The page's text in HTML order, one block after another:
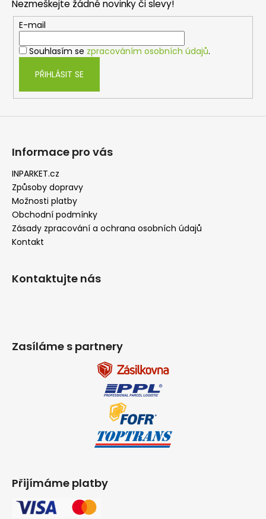
Nezmeškejte žádné novinky či slevy!
E-mail
Souhlasím se zpracováním osobních údajů.
PŘIHLÁSIT SE
Informace pro vás
INPARKET.cz
Způsoby dopravy
Možnosti platby
Obchodní podmínky
Zásady zpracování a ochrana osobních údajů
Kontakt
Kontaktujte nás
Zasíláme s partnery
Přijímáme platby